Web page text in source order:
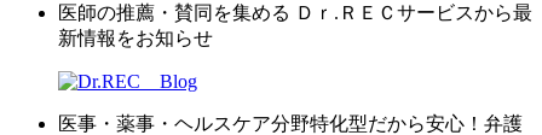
医師の推薦・賛同を集める Ｄｒ.ＲＥＣサービスから最
新情報をお知らせ
医事・薬事・ヘルスケア分野特化型だから安心！弁護